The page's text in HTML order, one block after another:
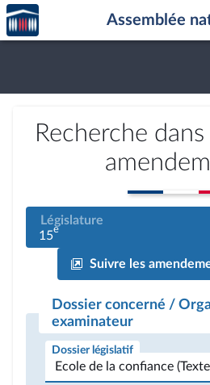
Aller au contenu
Aller en bas de la page
Accèder
à la
page
Assemblée
Recherche
Législature
15e
Suivre les
Dossier concerné /
examinateur
Dossier législatif